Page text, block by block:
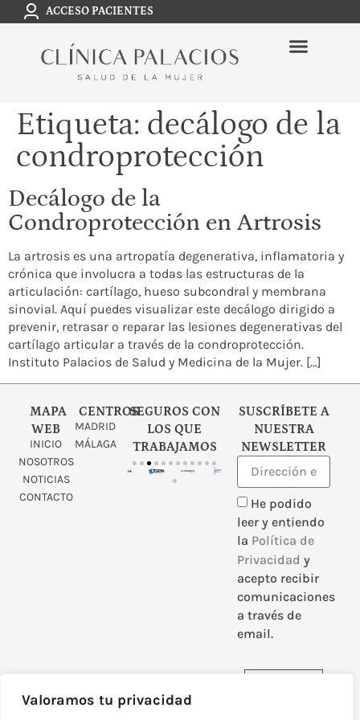
Valoramos tu privacidad
ACCESO PACIENTES
Etiqueta: decálogo de la
condroprotección
Decálogo de la
Condroprotección en Artrosis
La artrosis es una artropatía degenerativa, inflamatoria y
crónica que involucra a todas las estructuras de la
articulación: cartílago, hueso subcondral y membrana
sinovial. Aquí puedes visualizar este decálogo dirigido a
prevenir, retrasar o reparar las lesiones degenerativas del
cartílago articular a través de la condroprotección.
Instituto Palacios de Salud y Medicina de la Mujer. […]
MAPA
WEB
INICIO
NOSOTROS
NOTICIAS
CONTACTO
CENTROS
MADRID
MÁLAGA
SEGUROS CON
LOS QUE
TRABAJAMOS
SUSCRÍBETE A
NUESTRA
NEWSLETTER
He podido
leer y entiendo
la Política de
Privacidad y
acepto recibir
comunicaciones
a través de
email.